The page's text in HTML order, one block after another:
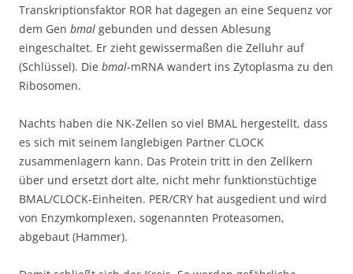
Transkriptionsfaktor ROR hat dagegen an eine Sequenz vor
dem Gen bmal gebunden und dessen Ablesung
eingeschaltet. Er zieht gewissermaßen die Zelluhr auf
(Schlüssel). Die bmal-mRNA wandert ins Zytoplasma zu den
Ribosomen.
Nachts haben die NK-Zellen so viel BMAL hergestellt, dass
es sich mit seinem langlebigen Partner CLOCK
zusammenlagern kann. Das Protein tritt in den Zellkern
über und ersetzt dort alte, nicht mehr funktionstüchtige
BMAL/CLOCK-Einheiten. PER/CRY hat ausgedient und wird
von Enzymkomplexen, sogenannten Proteasomen,
abgebaut (Hammer).